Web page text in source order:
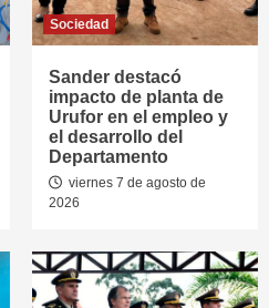
Sociedad
Sander destacó
impacto de planta de
Urufor en el empleo y
el desarrollo del
Departamento
viernes 7 de agosto de
2026